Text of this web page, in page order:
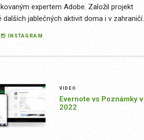
expertem Adobe. Založil projekt
jablečných aktivit doma i v zahraničí.
INSTAGRAM
VIDEO
Evernote vs Poznámky
2022